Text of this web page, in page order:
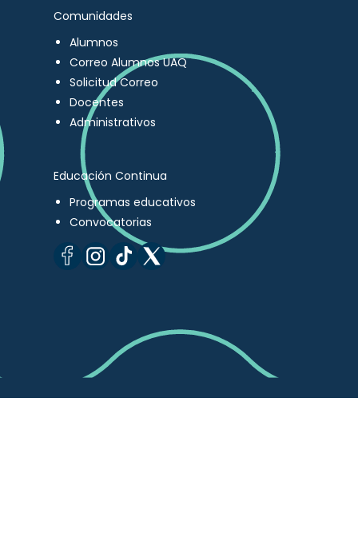
Comunidades
Alumnos
Correo Alumnos UAQ
Solicitud Correo
Docentes
Administrativos
Educación Continua
Programas educativos
Convocatorias